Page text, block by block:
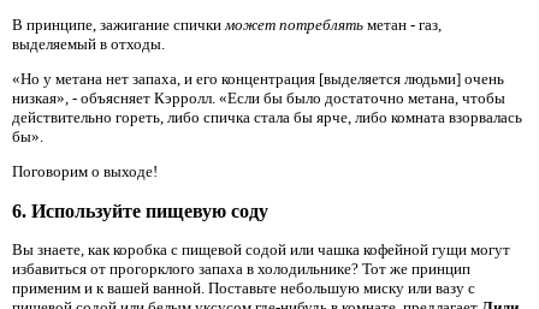
В принципе, зажигание спички может потреблять метан - газ,
выделяемый в отходы.
«Но у метана нет запаха, и его концентрация [выделяется людьми] очень
низкая», - объясняет Кэрролл. «Если бы было достаточно метана, чтобы
действительно гореть, либо спичка стала бы ярче, либо комната взорвалась
бы».
Поговорим о выходе!
6. Используйте пищевую соду
Вы знаете, как коробка с пищевой содой или чашка кофейной гущи могут
избавиться от прогорклого запаха в холодильнике? Тот же принцип
применим и к вашей ванной. Поставьте небольшую миску или вазу с